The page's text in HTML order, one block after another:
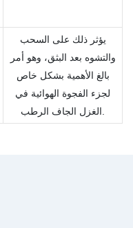
يؤثر ذلك على السحب
والتشوه بعد البثق، وهو أمر
بالغ الأهمية بشكل خاص
لجزء الفجوة الهوائية في